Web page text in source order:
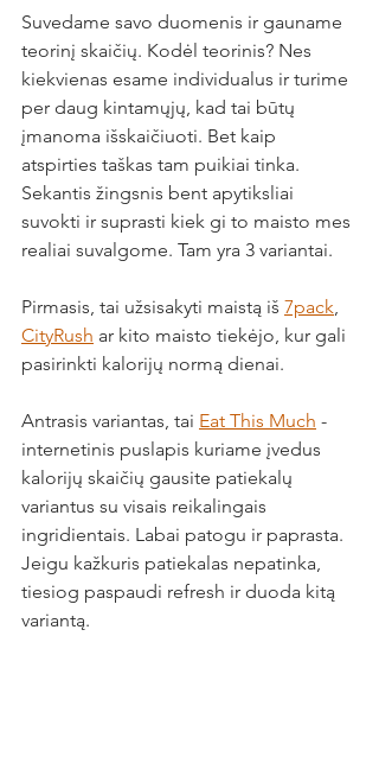
Suvedame savo duomenis ir gauname
teorinį skaičių. Kodėl teorinis? Nes
kiekvienas esame individualus ir turime
per daug kintamųjų, kad tai būtų
įmanoma išskaičiuoti. Bet kaip
atspirties taškas tam puikiai tinka.
Sekantis žingsnis bent apytiksliai
suvokti ir suprasti kiek gi to maisto mes
realiai suvalgome. Tam yra 3 variantai.
Pirmasis, tai užsisakyti maistą iš 7pack,
CityRush ar kito maisto tiekėjo, kur gali
pasirinkti kalorijų normą dienai.
Antrasis variantas, tai Eat This Much -
internetinis puslapis kuriame įvedus
kalorijų skaičių gausite patiekalų
variantus su visais reikalingais
ingridientais. Labai patogu ir paprasta.
Jeigu kažkuris patiekalas nepatinka,
tiesiog paspaudi refresh ir duoda kitą
variantą.